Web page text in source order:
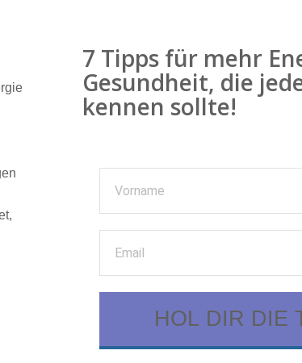
7 Tipps für mehr
Gesundheit, die
kennen sollte!
HOL DIR DIE